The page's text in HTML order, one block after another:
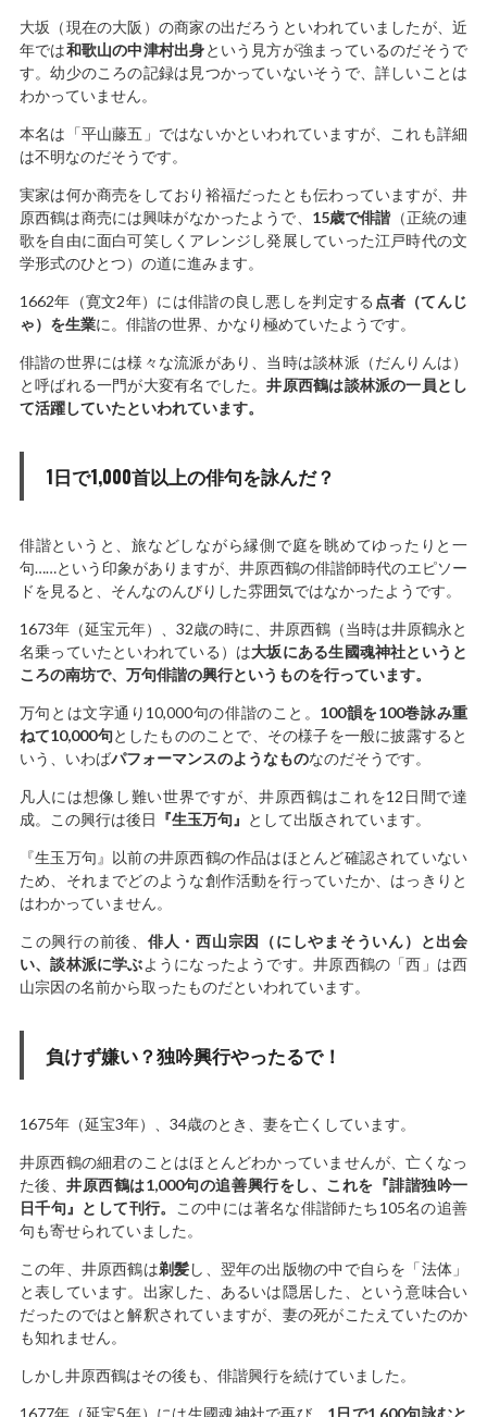
大坂（現在の大阪）の商家の出だろうといわれていましたが、近
年では和歌山の中津村出身という見方が強まっているのだそうで
す。幼少のころの記録は見つかっていないそうで、詳しいことは
わかっていません。
本名は「平山藤五」ではないかといわれていますが、これも詳細
は不明なのだそうです。
実家は何か商売をしており裕福だったとも伝わっていますが、井
原西鶴は商売には興味がなかったようで、 15歳で俳諧（正統の連
歌を自由に面白可笑しくアレンジし発展していった江戸時代の文
学形式のひとつ）の道に進みます。
1662年（寛文2年）には俳諧の良し悪しを判定する 点者（てんじ
ゃ）を生業に。俳諧の世界、かなり極めていたようです。
俳諧の世界には様々な流派があり、当時は談林派（だんりんは）
と呼ばれる一門が大変有名でした。井原西鶴は談林派の一員とし
て活躍していたといわれています。
1日で1,000首以上の俳句を詠んだ？
俳諧というと、旅などしながら縁側で庭を眺めてゆったりと一
句……という印象がありますが、井原西鶴の俳諧師時代のエピソー
ドを見ると、そんなのんびりした雰囲気ではなかったようです。
1673年（延宝元年）、32歳の時に、井原西鶴（当時は井原鶴永と
名乗っていたといわれている）は大坂にある生國魂神社というと
ころの南坊で、万句俳諧の興行というものを行っています。
万句とは文字通り10,000句の俳諧のこと。 100韻を100巻詠み重
ねて10,000句としたもののことで、その様子を一般に披露すると
いう、いわばパフォーマンスのようなものなのだそうです。
凡人には想像し難い世界ですが、井原西鶴はこれを12日間で達
成。この興行は後日 『生玉万句』 として出版されています。
『生玉万句』以前の井原西鶴の作品はほとんど確認されていない
ため、それまでどのような創作活動を行っていたか、はっきりと
はわかっていません。
この興行の前後、 俳人・西山宗因（にしやまそういん）と出会
い、談林派に学ぶようになったようです。井原西鶴の「西」は西
山宗因の名前から取ったものだといわれています。
負けず嫌い？独吟興行やったるで！
1675年（延宝3年）、34歳のとき、妻を亡くしています。
井原西鶴の細君のことはほとんどわかっていませんが、亡くなっ
た後、井原西鶴は1,000句の追善興行をし、これを『誹諧独吟一
日千句』として刊行。
この中には著名な俳諧師たち105名の追善
句も寄せられていました。
この年、井原西鶴は剃髪し、翌年の出版物の中で自らを「法体」
と表しています。出家した、あるいは隠居した、という意味合い
だったのではと解釈されていますが、妻の死がこたえていたのか
も知れません。
しかし井原西鶴はその後も、俳諧興行を続けていました。
1677年（延宝5年）には生國魂神社で再び、 1日で1,600句詠むと